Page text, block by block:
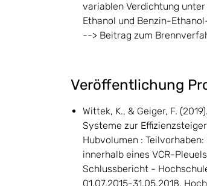
variablen Verdichtung
Ethanol und Benzin-
--> Beitrag zum
Veröffentlichung
Wittek, K., & Geiger, F.
Systeme zur
Hubvolumen :
innerhalb eines VCR-
Schlussbericht -
01.07.2015-31.05.2018.